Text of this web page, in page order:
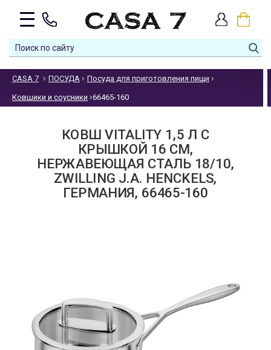
CASA 7 ПОСУДА Посуда для приготовления пищи
Ковшики и соусники 66465-160
КОВШ VITALITY 1,5 Л С
КРЫШКОЙ 16 СМ,
НЕРЖАВЕЮЩАЯ СТАЛЬ 18/10,
ZWILLING J.A. HENCKELS,
ГЕРМАНИЯ, 66465-160